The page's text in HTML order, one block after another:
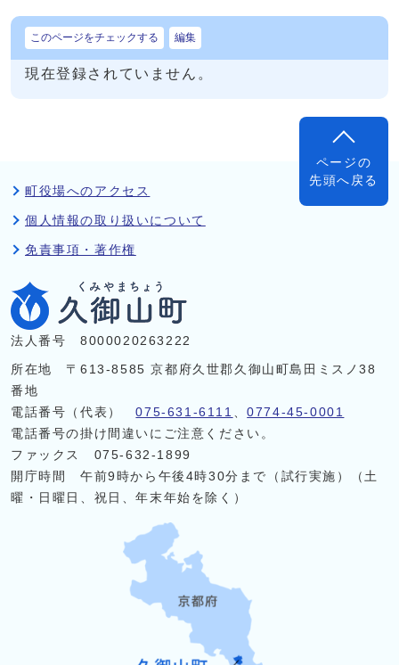
このページをチェックする 編集
現在登録されていません。
ページの
先頭へ戻る
町役場へのアクセス
個人情報の取り扱いについて
免責事項・著作権
法人番号 8000020263222
所在地 〒613-8585 京都府久世郡久御山町島田ミスノ38
番地
電話番号（代表）075-631-6111 、0774-45-0001
電話番号の掛け間違いにご注意ください。
ファックス 075-632-1899
開庁時間 午前9時から午後4時30分まで（試行実施）（土
曜・日曜日、祝日、年末年始を除く）